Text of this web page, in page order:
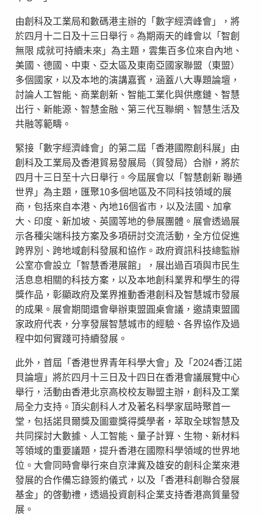
由創科及工業局和數碼港主辦的「數字經濟峰會」，將
於四月十二日及十三日舉行。為期兩天的峰會以「智創
無限 成就可持續未來」為主題，雲集百多位來自內地、
美國、德國、中東、亞太區及東南亞國家聯盟（東盟）
多個國家，以及本地的演講嘉賓，涵蓋八大專題論壇，
討論人工智能、商業創新、智能工業化與供應鏈、智慧
出行、新能源、智慧金融、第三代互聯網、智慧生活及
共融等範疇。
緊接「數字經濟峰會」的第二屆「香港國際創科展」由
創科及工業局及香港貿易發展局（貿發局）合辦，將於
四月十三日至十六日舉行。今屆展會以「智慧創新 聯通
世界」為主題，匯聚10多個地區及不同科技領域的展
商，包括來自本港、內地16個省市，以及法國、加拿
大、印度、新加坡、英國等地的參展團體。展會透過展
示各種尖端科技方案及多項研討交流活動，全方位促進
跨界別、跨地域創科發展和協作。政府資訊科技總監辦
公室亦會設立「智慧香港展館」，展出過百項與市民生
活息息相關的科技方案，以及本地創科業界和學生的得
獎作品，彰顯政府及業界推動香港創科及智慧城市發展
的成果。展會期間還會舉辦東盟圓桌會議，邀請東盟國
家政府代表，分享發展智慧城市的經驗、各界協作及過
程中如何實踐可持續發展。
此外，首屆「香港世界青年科學大會」及「2024香江諾
貝論壇」將於四月十三日及十四日在香港會議展覽中心
舉行，活動由香港北京高校校友聯盟主辦，創科及工業
局全力支持。頂尖創科人才及著名科學家屆時聚首一
堂，包括諾貝爾獎及圖靈獎得獎學者，萃取全球智慧及
共同探討大數據、人工智能、量子計算、生物、新材料
等領域的重要議題，提升香港在國際科學領域的世界地
位。大會同時會舉行來自京津冀及雄安的創科企業來港
發展的合作備忘錄簽約儀式，以及「香港科創聯合發展
基金」的啓動禮，透過投資創科企業支持香港高質量發
展。